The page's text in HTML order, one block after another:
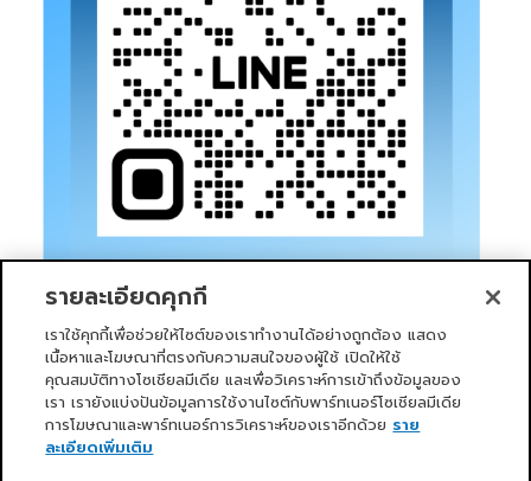
หน้าแรก บริการของเรา ข่าวสารและกิจกรรม PRIMO CLUB
เกี่ยวกับเรา นักลงทุนสัมพันธ์
รายละเอียดคุกกี้
เราใช้คุกกี้เพื่อช่วยให้ไซต์ของเราทำงานได้อย่างถูกต้อง แสดง
เนื้อหาและโฆษณาที่ตรงกับความสนใจของผู้ใช้ เปิดให้ใช้
คุณสมบัติทางโซเชียลมีเดีย และเพื่อวิเคราะห์การเข้าถึงข้อมูลของ
เรา เรายังแบ่งปันข้อมูลการใช้งานไซต์กับพาร์ทเนอร์โซเชียลมีเดีย
การโฆษณาและพาร์ทเนอร์การวิเคราะห์ของเราอีกด้วย ราย
ละเอียดเพิ่มเติม